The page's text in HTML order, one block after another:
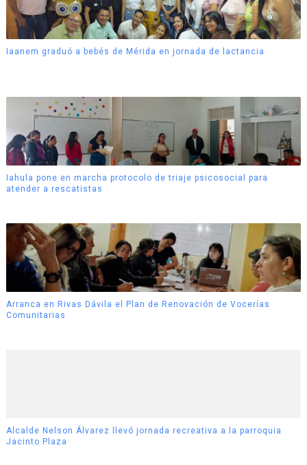
Iaanem graduó a bebés de Mérida en jornada de lactancia
Iahula pone en marcha protocolo de triaje psicosocial para
atender a rescatistas
Arranca en Rivas Dávila el Plan de Renovación de Vocerías
Comunitarias
Alcalde Nelson Álvarez llevó jornada recreativa a la parroquia
Jacinto Plaza